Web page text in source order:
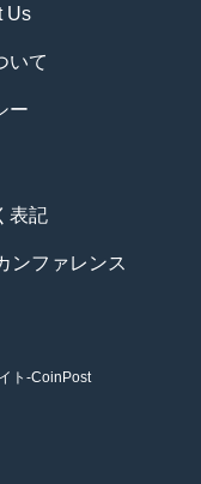
Us
いて
ー
表記
ンファレンス
ト-CoinPost